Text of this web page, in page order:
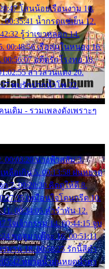
โสนน้อยเรือนงาม 10.
00:35:41 น้ำกรดแช่เย็น 12.
รู้ว่าเขาหลอก 14.
00:48:56 เรือล่มในหนอง 16.
00:56:07 อดีตรักโรงทอ 18.
สาวสวนแตง 20.
พบรักปากน้ำโพ 22.
ดิม - รวมเพลงดังเพราะๆ
00:03:20 นางฟ้าสลัม 3.
หลือเกิน 5. 00:13:58 ฝนหยาด
ก 7. 00:20:30 คิดดูให้ดี 8.
เหมือนใจโดนกรีด 10.
00:34:05 คำรำพัน 12.
ใจเจ้ากรรม 14. 00:44:15 จูบ
ขอสูมาเต๊อะ 16. 00:51:11
มาน 18. 00:58:25 รักนี้สีดำ
หยาดน้ำฝนหยดน้ำตา